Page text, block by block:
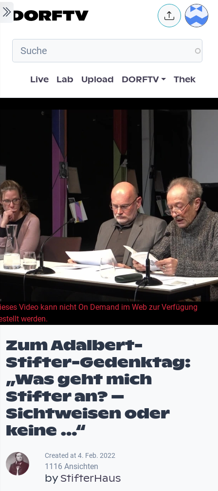
Skip to main content User
Hauptnavigation
Live Lab Upload DORFTV Thek
Video kann nicht On Demand im Web zur Verfügung
werden.
Zum Adalbert-
Stifter-Gedenktag:
„Was geht mich
Stifter an? –
Sichtweisen oder
keine …“
Created at 4. Feb. 2022
1116 Ansichten
byStifterHaus